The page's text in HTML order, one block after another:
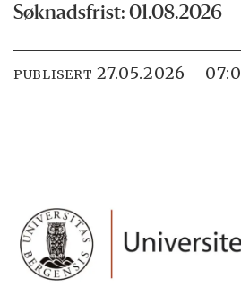
Søknadsfrist: 01.08.2026
PUBLISERT 27.05.2026 -